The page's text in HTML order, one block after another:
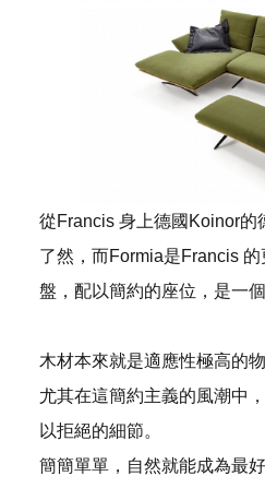
從Francis 身上德國Koinor的
了然，而Formia是Francis
盤，配以簡約的座位，是一個
木材本來就是適應性極高的物
尤其在這簡約主義的風潮中
以拒絕的細節。
簡簡單單，自然就能成為最好